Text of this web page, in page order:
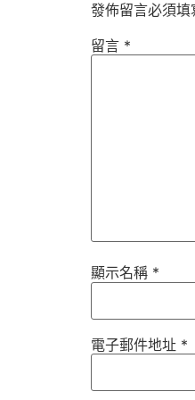
發佈留言必須填
留言 *
顯示名稱 *
電子郵件地址 *